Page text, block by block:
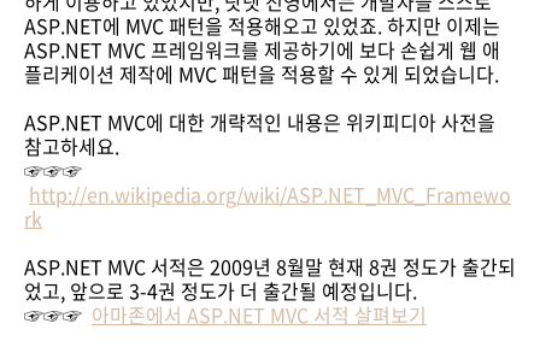
ASP.NET에 MVC 패턴을 적용해오고 있었죠. 하지만 이제는
ASP.NET MVC 프레임워크를 제공하기에 보다 손쉽게 웹 애
플리케이션 제작에 MVC 패턴을 적용할 수 있게 되었습니다.
ASP.NET MVC에 대한 개략적인 내용은 위키피디아 사전을
참고하세요.
☞☞☞
http://en.wikipedia.org/wiki/ASP.NET_MVC_Framewo
rk
ASP.NET MVC 서적은 2009년 8월말 현재 8권 정도가 출간되
었고, 앞으로 3-4권 정도가 더 출간될 예정입니다.
☞☞☞ 아마존에서 ASP.NET MVC 서적 살펴보기